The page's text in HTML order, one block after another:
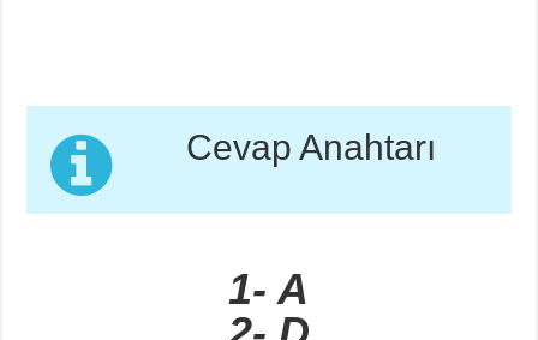
Cevap Anahtarı
1- A